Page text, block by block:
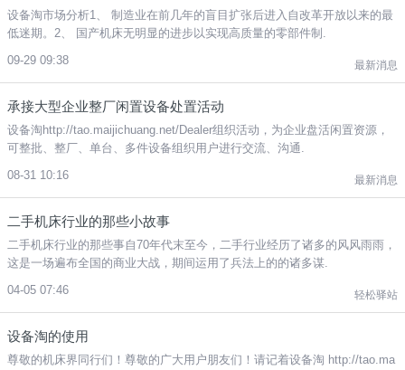
设备淘市场分析1、 制造业在前几年的盲目扩张后进入自改革开放以来的最
低迷期。2、 国产机床无明显的进步以实现高质量的零部件制.
09-29 09:38 最新消息
承接大型企业整厂闲置设备处置活动
设备淘http://tao.maijichuang.net/Dealer组织活动，为企业盘活闲置资源，
可整批、整厂、单台、多件设备组织用户进行交流、沟通.
08-31 10:16 最新消息
二手机床行业的那些小故事
二手机床行业的那些事自70年代末至今，二手行业经历了诸多的风风雨雨，
这是一场遍布全国的商业大战，期间运用了兵法上的的诸多谋.
04-05 07:46 轻松驿站
设备淘的使用
尊敬的机床界同行们！尊敬的广大用户朋友们！请记着设备淘 http://tao.ma